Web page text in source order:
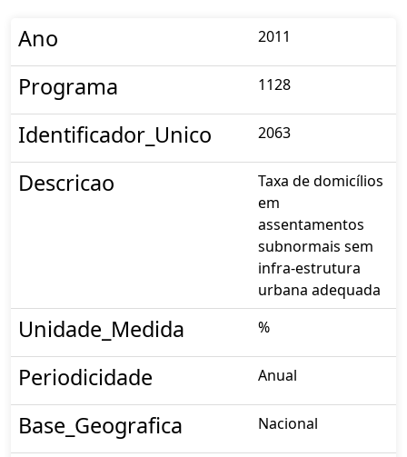
Ano 2011
Programa 1128
Identificador_Unico 2063
Descricao
Taxa de domicílios
em
assentamentos
subnormais sem
infra-estrutura
urbana adequada
Unidade_Medida %
Periodicidade Anual
Base_Geografica Nacional